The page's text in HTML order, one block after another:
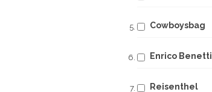
Cowboysbag
Enrico Benetti
Reisenthel